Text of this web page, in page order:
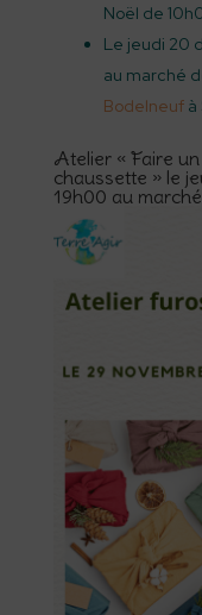
Noël de
Le jeudi 20
au marché
Bodelneuf à
Atelier « Faire
chaussette » le
19h00 au